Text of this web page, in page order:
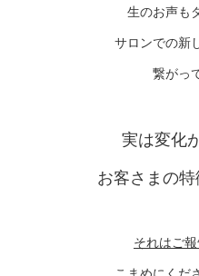
生のお声も
サロンでの新
繋がっ
実は変化
お客さまの特
それはご